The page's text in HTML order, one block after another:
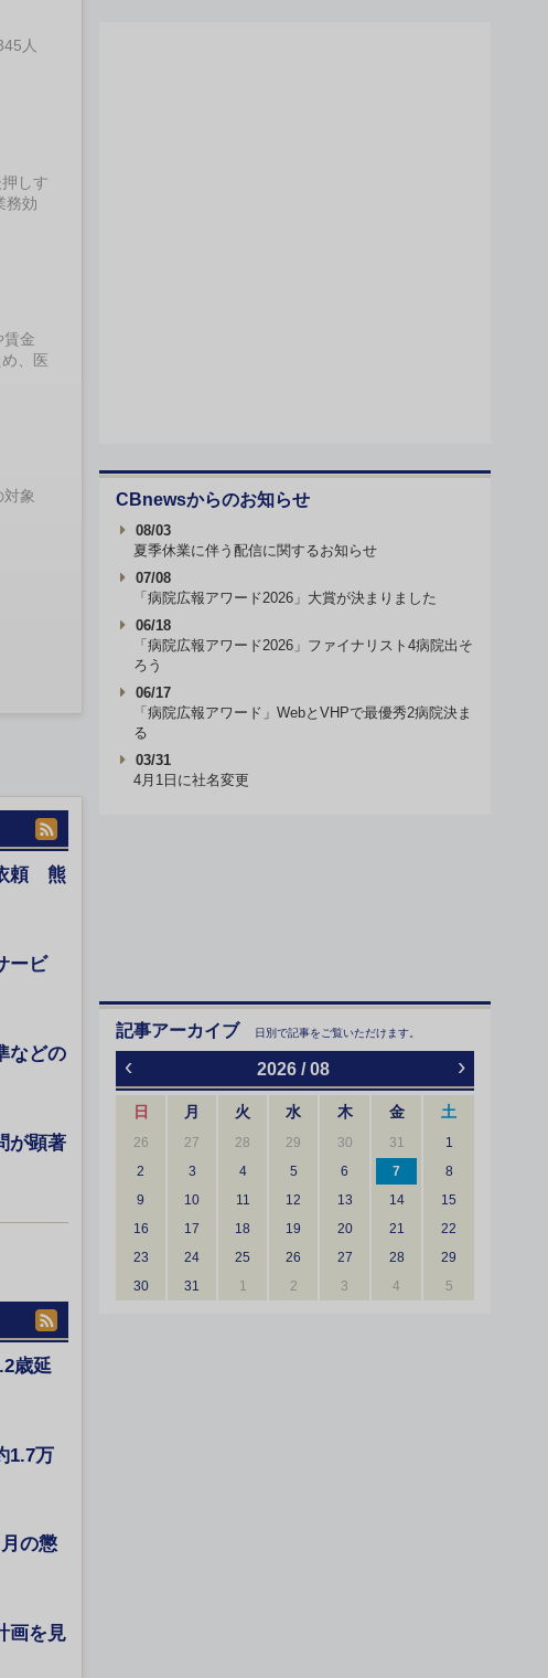
人
しす
務効
金
、医
象
頼 熊
ービ
などの
が顕著
歳延
1.7万
の懲
画を見
CBnewsからのお知らせ
08/03
夏季休業に伴う配信に関するお知らせ
07/08
「病院広報アワード2026」大賞が決まりました
06/18
「病院広報アワード2026」ファイナリスト4病院出そ
ろう
06/17
「病院広報アワード」WebとVHPで最優秀2病院決ま
る
03/31
4月1日に社名変更
記事アーカイブ 日別で記事をご覧いただけます。
‹ 2026 / 08 ›
日 月 火 水 木 金 土
26 27 28 29 30 31
1
2
3 4 5 6 7
8
9
10 11 12 13 14
15
16
17 18 19 20 21
22
23
24 25 26 27 28
29
30
31 1 2 3 4 5